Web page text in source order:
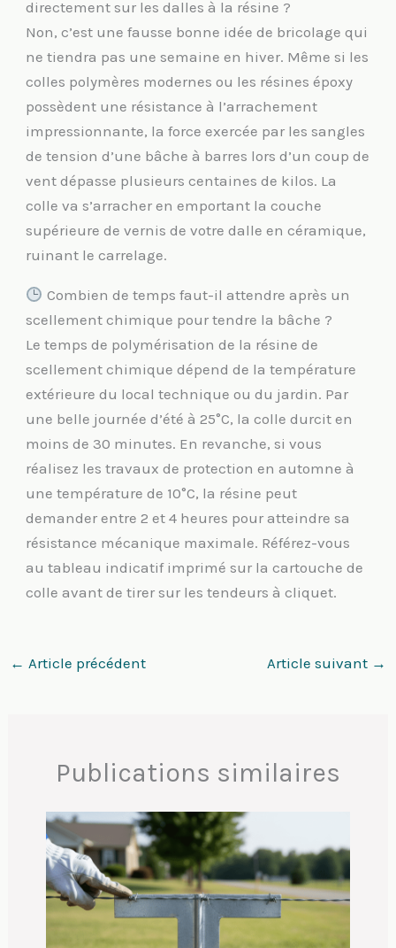
directement sur les dalles à la résine ?
Non, c’est une fausse bonne idée de bricolage qui
ne tiendra pas une semaine en hiver. Même si les
colles polymères modernes ou les résines époxy
possèdent une résistance à l’arrachement
impressionnante, la force exercée par les sangles
de tension d’une bâche à barres lors d’un coup de
vent dépasse plusieurs centaines de kilos. La
colle va s’arracher en emportant la couche
supérieure de vernis de votre dalle en céramique,
ruinant le carrelage.
Combien de temps faut-il attendre après un
scellement chimique pour tendre la bâche ?
Le temps de polymérisation de la résine de
scellement chimique dépend de la température
extérieure du local technique ou du jardin. Par
une belle journée d’été à 25°C, la colle durcit en
moins de 30 minutes. En revanche, si vous
réalisez les travaux de protection en automne à
une température de 10°C, la résine peut
demander entre 2 et 4 heures pour atteindre sa
résistance mécanique maximale. Référez-vous
au tableau indicatif imprimé sur la cartouche de
colle avant de tirer sur les tendeurs à cliquet.
← Article précédent Article suivant →
Publications similaires